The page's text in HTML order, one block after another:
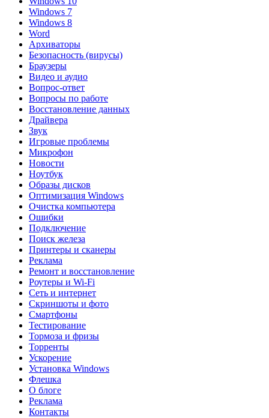
Windows 7
Windows 8
Word
Архиваторы
Безопасность (вирусы)
Браузеры
Видео и аудио
Вопрос-ответ
Вопросы по работе
Восстановление данных
Драйвера
Звук
Игровые проблемы
Микрофон
Новости
Ноутбук
Образы дисков
Оптимизация Windows
Очистка компьютера
Ошибки
Подключение
Поиск железа
Принтеры и сканеры
Реклама
Ремонт и восстановление
Роутеры и Wi-Fi
Сеть и интернет
Скриншоты и фото
Смартфоны
Тестирование
Тормоза и фризы
Торренты
Ускорение
Установка Windows
Флешка
О блоге
Реклама
Контакты